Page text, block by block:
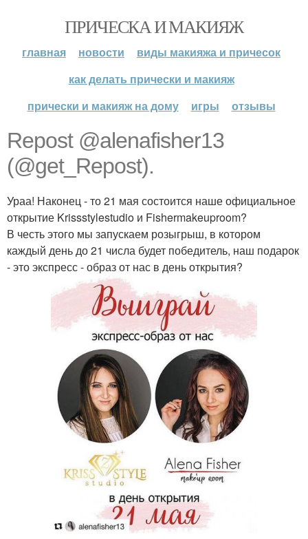
ПРИЧЕСКА И МАКИЯЖ
главная новости
виды макияжа и причесок
как делать прически и макияж
прически и макияж на дому
игры отзывы
Repost @alenafisher13
(@get_Repost).
Ураа! Наконец - то 21 мая состоится наше официальное
открытие Krissstylestudio и Fishermakeuproom?
В честь этого мы запускаем розыгрыш, в котором
каждый день до 21 числа будет победитель, наш подарок
- это экспресс - образ от нас в день открытия?